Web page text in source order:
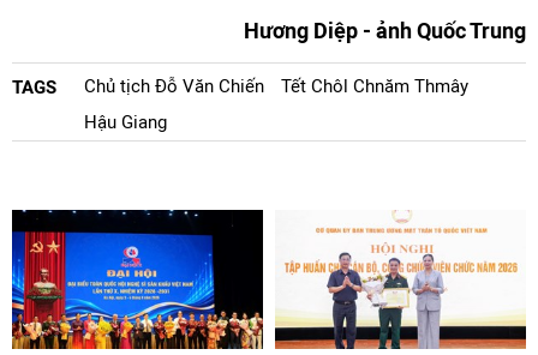
Hương Diệp - ảnh Quốc Trung
TAGS Chủ tịch Đỗ Văn Chiến
Tết Chôl Chnăm Thmây
Hậu Giang